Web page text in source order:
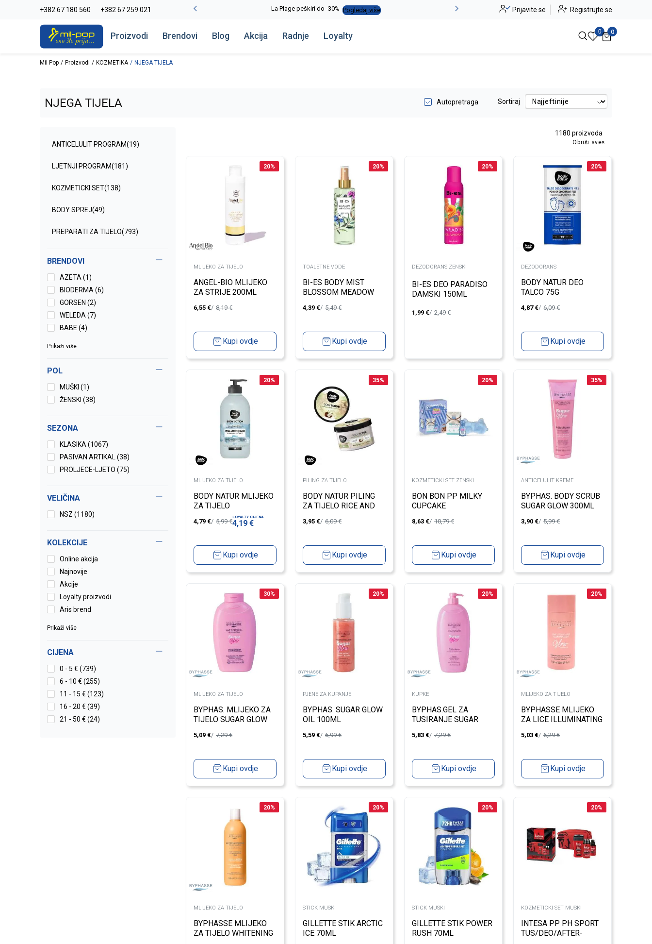
+382 67 180 560 +382 67 259 021
-20% na kompletan asortiman Pogledaj više La Plage peškiri do -30% Pogledaj više Alma Ras do -50% Pogledaj više
Prijavite se Registrujte se
Proizvodi Brendovi Blog Akcija Radnje Loyalty 0 0
Mil Pop Proizvodi KOZMETIKA NJEGA TIJELA
NJEGA TIJELA Autopretraga Sortiraj
ANTICELULIT PROGRAM(19)
LJETNJI PROGRAM(181)
KOZMETICKI SET(138)
BODY SPREJ(49)
PREPARATI ZA TIJELO(793)
BRENDOVI
AZETA (1)
BIODERMA (6)
GORSEN (2)
WELEDA (7)
BABE (4)
Prikaži više
POL
MUŠKI (1)
ŽENSKI (38)
SEZONA
KLASIKA (1067)
PASIVAN ARTIKAL (38)
PROLJECE-LJETO (75)
VELIČINA
NSZ (1180)
KOLEKCIJE
Online akcija
Najnovije
Akcije
Loyalty proizvodi
Aris brend
Prikaži više
CIJENA
0 - 5 € (739)
6 - 10 € (255)
11 - 15 € (123)
16 - 20 € (39)
21 - 50 € (24)
1180 proizvoda
Obriši sve
20%
MLIJEKO ZA TIJELO
ANGEL-BIO MLIJEKO
ZA STRIJE 200ML
6,55 € 8,19€
Kupi ovdje
20%
TOALETNE VODE
BI-ES BODY MIST
BLOSSOM MEADOW
4,39 € 5,49€
Kupi ovdje
20%
DEZODORANS ZENSKI
BI-ES DEO PARADISO
DAMSKI 150ML
1,99 € 2,49€
20%
DEZODORANS
BODY NATUR DEO
TALCO 75G
4,87 € 6,09€
Kupi ovdje
20%
MLIJEKO ZA TIJELO
BODY NATUR MLIJEKO
ZA TIJELO
HYALURONIC ACID
275ML
4,79 € 5,99€
LOYALTY CIJENA
4,19 €
Kupi ovdje
35%
PILING ZA TIJELO
BODY NATUR PILING
ZA TIJELO RICE AND
3,95 € 6,09€
Kupi ovdje
20%
KOZMETICKI SET ZENSKI
BON BON PP MILKY
CUPCAKE
LICE/MASKA ZA OCI
8,63 € 10,79€
Kupi ovdje
35%
ANTICELULIT KREME
BYPHAS. BODY SCRUB
SUGAR GLOW 300ML
3,90 € 5,99€
Kupi ovdje
30%
MLIJEKO ZA TIJELO
BYPHAS. MLIJEKO ZA
TIJELO SUGAR GLOW
5,09 € 7,29€
Kupi ovdje
20%
PJENE ZA KUPANJE
BYPHAS. SUGAR GLOW
OIL 100ML
5,59 € 6,99€
Kupi ovdje
20%
KUPKE
BYPHAS.GEL ZA
TUSIRANJE SUGAR
5,83 € 7,29€
Kupi ovdje
20%
MLIJEKO ZA TIJELO
BYPHASSE MLIJEKO
ZA LICE ILLUMINATING
5,03 € 6,29€
Kupi ovdje
20%
MLIJEKO ZA TIJELO
BYPHASSE MLIJEKO
ZA TIJELO WHITENING
20%
STICK MUSKI
GILLETTE STIK ARCTIC
ICE 70ML
20%
STICK MUSKI
GILLETTE STIK POWER
RUSH 70ML
20%
KOZMETICKI SET MUSKI
INTESA PP PH SPORT
TUS/DEO/AFTER-